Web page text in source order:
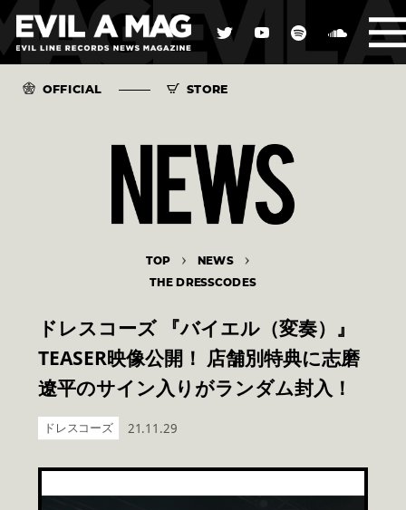
OFFICIAL STORE
TOP NEWS
THE DRESSCODES
ドレスコーズ 『バイエル（変奏）』
TEASER映像公開！ 店舗別特典に志磨
遼平のサイン入りがランダム封入！
ドレスコーズ 21.11.29